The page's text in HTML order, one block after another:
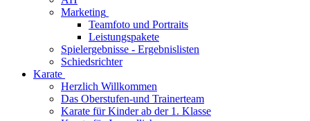
Marketing
Teamfoto und Portraits
Leistungspakete
Spielergebnisse - Ergebnislisten
Schiedsrichter
Karate
Herzlich Willkommen
Das Oberstufen-und Trainerteam
Karate für Kinder ab der 1. Klasse